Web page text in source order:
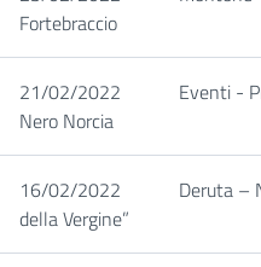
Fortebraccio
21/02/2022
Eventi -
Nero Norcia
16/02/2022
Deruta –
della Vergine”